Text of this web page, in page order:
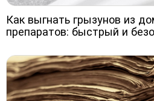
Как выгнать грызунов из
препаратов: быстрый и